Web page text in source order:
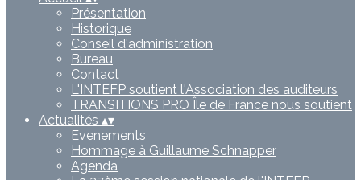
Présentation
Historique
Conseil d'administration
Bureau
Contact
L'INTEFP soutient l'Association des auditeurs
TRANSITIONS PRO Île de France nous soutient
Actualités ▴▾
Evenements
Hommage à Guillaume Schnapper
Agenda